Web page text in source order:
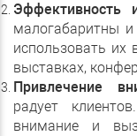
Эффективность
малогабаритны
использовать их
выставках,
Привлечение
радует
внимание и